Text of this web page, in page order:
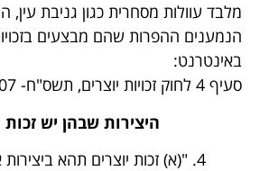
מלבד עוולות מסחרית כגון גניבת עין,
הנמענים ההפרות שהם מבצעים
באינטרנט:
סעיף 4 לחוק זכויות יוצרים, תשס"ח- 2007 (להלן: "החוק"):
היצירות שבהן יש זכות
4. "(א) זכות יוצרים תהא ביצירות אלה: